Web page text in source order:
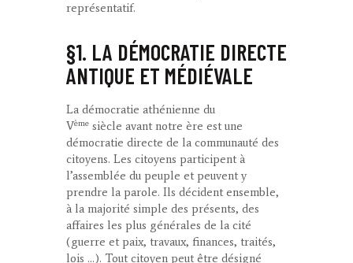
représentatif.
§1. LA DÉMOCRATIE DIRECTE
ANTIQUE ET MÉDIÉVALE
La démocratie athénienne du
Vème siècle avant notre ère est une
démocratie directe de la communauté des
citoyens. Les citoyens participent à
l’assemblée du peuple et peuvent y
prendre la parole. Ils décident ensemble,
à la majorité simple des présents, des
affaires les plus générales de la cité
(guerre et paix, travaux, finances, traités,
lois …). Tout citoyen peut être désigné